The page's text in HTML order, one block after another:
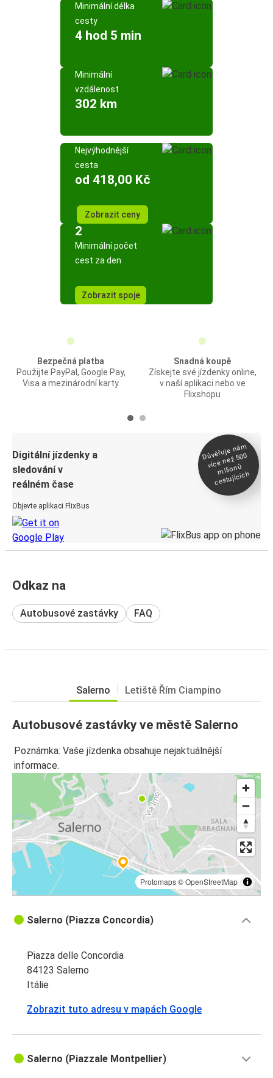
Minimální délka
cesty
4 hod 5 min
Minimální
vzdálenost
302 km
Nejvýhodnější
cesta
od 418,00 Kč
Zobrazit ceny
2
Minimální počet
cest za den
Zobrazit spoje
Bezpečná platba
Použijte PayPal, Google Pay,
Visa a mezinárodní karty
Snadná koupě
Získejte své jízdenky online,
v naší aplikaci nebo ve
Flixshopu
Digitální jízdenky a
sledování v
reálném čase
Objevte aplikaci FlixBus
Důvěřuje ná
m
více než 500
milionů
cestujících
Odkaz na
Autobusové zastávky FAQ
Salerno Letiště Řím Ciampino
Autobusové zastávky ve městě Salerno
Poznámka: Vaše jízdenka obsahuje nejaktuálnější
informace.
Protomaps©OpenStreetMap
Salerno (Piazza Concordia)
Piazza delle Concordia
84123 Salerno
Itálie
Zobrazit tuto adresu v mapách Google
Salerno (Piazzale Montpellier)